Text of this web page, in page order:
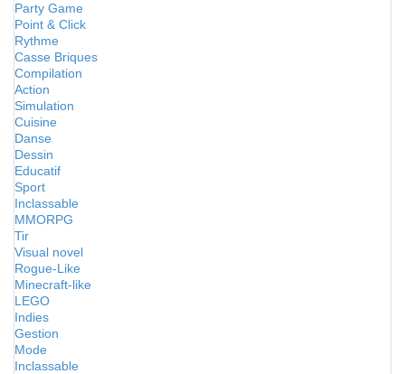
Party Game
Point & Click
Rythme
Casse Briques
Compilation
Action
Simulation
Cuisine
Danse
Dessin
Educatif
Sport
Inclassable
MMORPG
Tir
Visual novel
Rogue-Like
Minecraft-like
LEGO
Indies
Gestion
Mode
Inclassable